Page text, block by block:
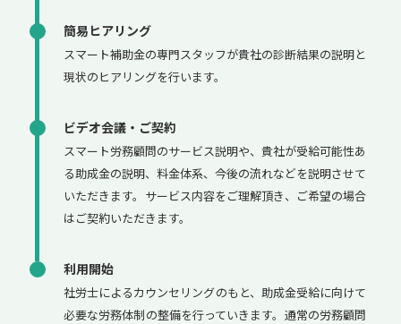
簡易ヒアリング
スマート補助金の専門スタッフが貴社の診断結果の説明と
現状のヒアリングを行います。
ビデオ会議・ご契約
スマート労務顧問のサービス説明や、貴社が受給可能性あ
る助成金の説明、料金体系、今後の流れなどを説明させて
いただきます。サービス内容をご理解頂き、ご希望の場合
はご契約いただきます。
利用開始
社労士によるカウンセリングのもと、助成金受給に向けて
必要な労務体制の整備を行っていきます。通常の労務顧問